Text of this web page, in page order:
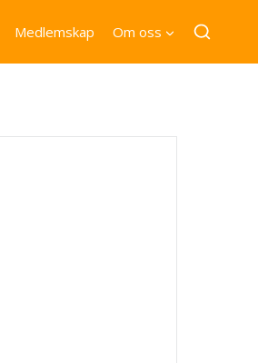
Medlemskap Om oss